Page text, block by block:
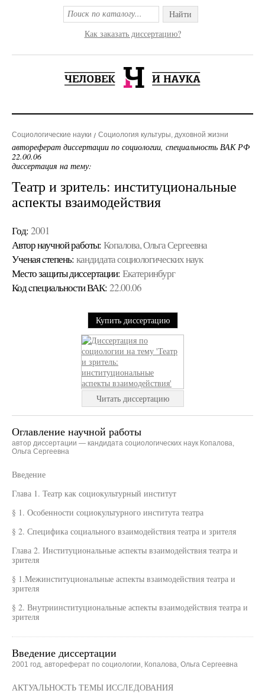
Найти
Как заказать диссертацию?
Социологические науки Социология культуры, духовной жизни
автореферат диссертации по социологии, специальность ВАК РФ
22.00.06
диссертация на тему:
Театр и зритель: институциональные
аспекты взаимодействия
Год: 2001
Автор научной работы: Копалова, Ольга Сергеевна
Ученая cтепень: кандидата социологических наук
Место защиты диссертации: Екатеринбург
Код cпециальности ВАК: 22.00.06
Купить диссертацию
Читать диссертацию
Оглавление научной работы
автор диссертации — кандидата социологических наук Копалова,
Ольга Сергеевна
Введение
Глава 1. Театр как социокультурный институт
§ 1. Особенности социокультурного института театра
§ 2. Специфика социального взаимодействия театра и зрителя
Глава 2. Институциональные аспекты взаимодействия театра и
зрителя
§ 1.Межинституциональные аспекты взаимодействия театра и
зрителя
§ 2. Внутриинституциональные аспекты взаимодействия театра и
зрителя
Введение диссертации
2001 год, автореферат по социологии, Копалова, Ольга Сергеевна
АКТУАЛЬНОСТЬ ТЕМЫ ИССЛЕДОВАНИЯ